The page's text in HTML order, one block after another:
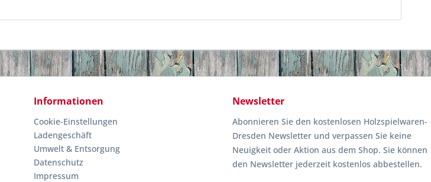
Informationen
Cookie-Einstellungen
Ladengeschäft
Umwelt & Entsorgung
Datenschutz
Impressum
Newsletter
Abonnieren Sie den kostenlosen Holzspielwaren-
Dresden Newsletter und verpassen Sie keine
Neuigkeit oder Aktion aus dem Shop. Sie können
den Newsletter jederzeit kostenlos abbestellen.